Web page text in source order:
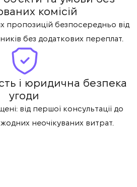
комісій
пропозицій безпосередньо від
без додаткових переплат.
і юридична безпека
угоди
від першої консультації до
неочікуваних витрат.